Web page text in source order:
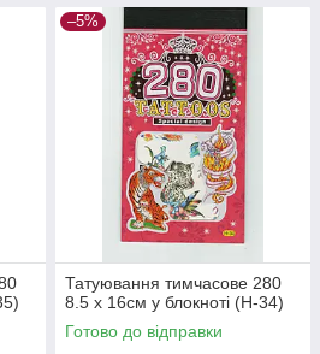
–5%
Татуювання тимчасове 280
8.5 х 16см у блокноті (H-34)
Готово до відправки